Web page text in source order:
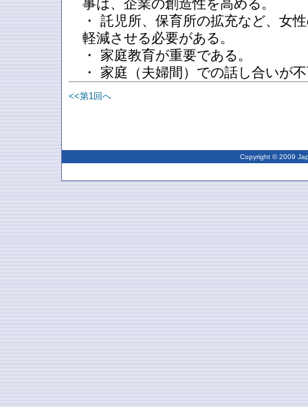
事は、企業の創造性を高める。
・ 託児所、保育所の拡充など、女
軽減させる必要がある。
・ 家庭教育が重要である。
・ 家庭（夫婦間）での話し合いが
<<第1回へ
Copyright © 2009